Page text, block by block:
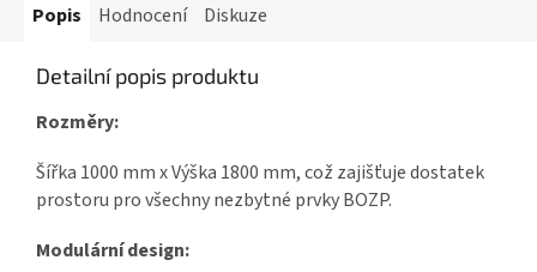
Popis Hodnocení Diskuze
Detailní popis produktu
Rozměry:
Šířka 1000 mm x Výška 1800 mm, což zajišťuje dostatek
prostoru pro všechny nezbytné prvky BOZP.
Modulární design: